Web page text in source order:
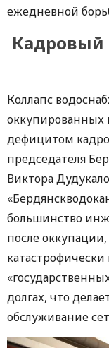
ежедневной
Кадровый
Коллапс
оккупированных
дефицитом
председателя
Виктора
большинство
после
катастрофически
долгах, что
обслуживание